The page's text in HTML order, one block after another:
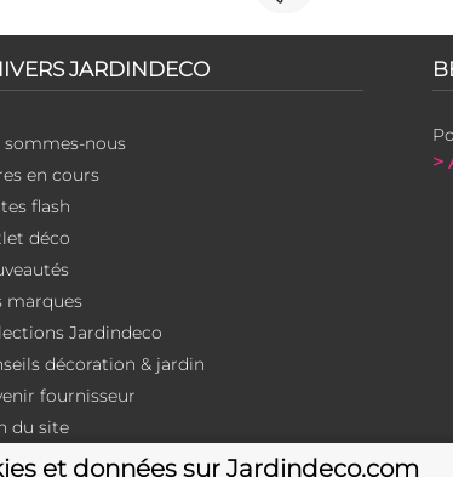
JARDINDECO
sommes-nous
en cours
flash
déco
marques
Jardindeco
décoration & jardin
fournisseur
du site
>
et données sur Jardindeco.com